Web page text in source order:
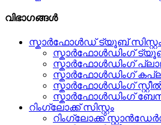
വിഭാഗങ്ങൾ
സ്കാർഫോൾഡ് ട്യൂബ്
സ്കാർഫോൾഡിംഗ്
സ്കാർഫോൾഡിംഗ്
സ്കാർഫോൾഡിംഗ്
സ്കാർഫോൾഡിംഗ്
സ്കാർഫോൾഡിംഗ്
റിംഗ്ലോക്ക് സിസ്റ്റം
റിംഗ്ലോക്ക്